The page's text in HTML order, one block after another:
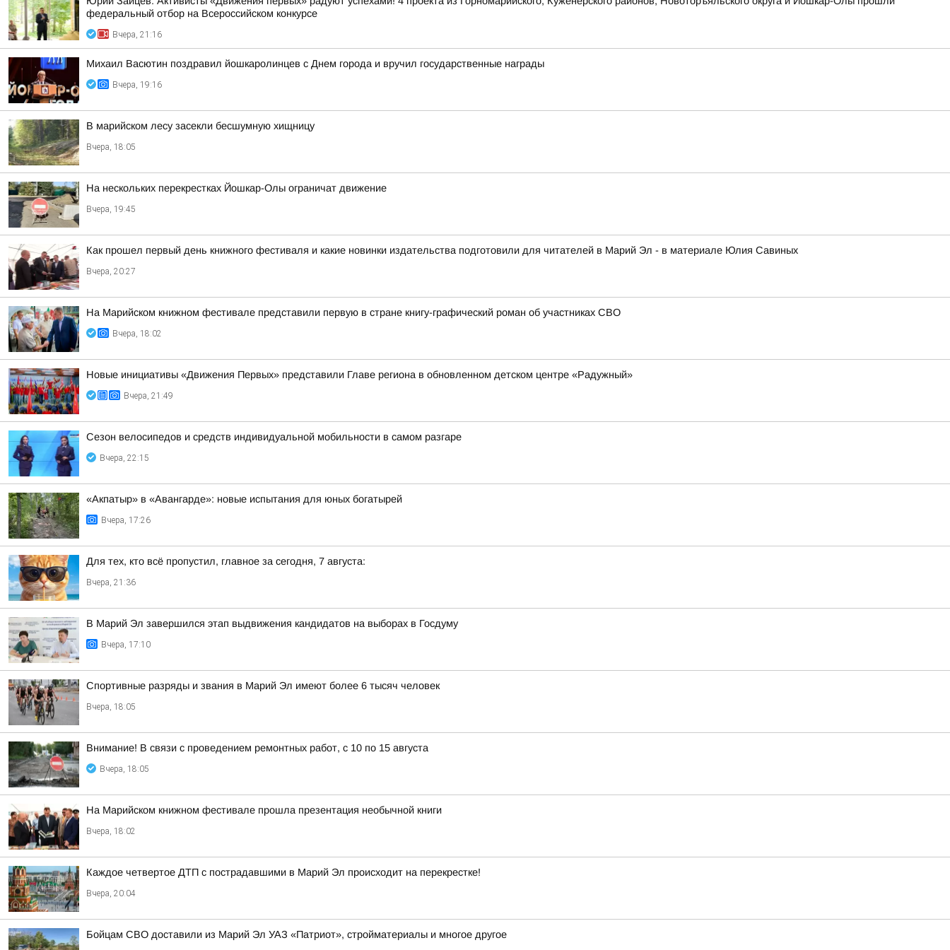
федеральный отбор на Всероссийском конкурсе
Вчера, 21:16
Михаил Васютин поздравил йошкаролинцев с Днем города и вручил государственные награды
Вчера, 19:16
В марийском лесу засекли бесшумную хищницу
Вчера, 18:05
На нескольких перекрестках Йошкар-Олы ограничат движение
Вчера, 19:45
Как прошел первый день книжного фестиваля и какие новинки издательства подготовили для читателей в Марий Эл - в материале Юлия Савиных
Вчера, 20:27
На Марийском книжном фестивале представили первую в стране книгу-графический роман об участниках СВО
Вчера, 18:02
Новые инициативы «Движения Первых» представили Главе региона в обновленном детском центре «Радужный»
Вчера, 21:49
Сезон велосипедов и средств индивидуальной мобильности в самом разгаре
Вчера, 22:15
«Акпатыр» в «Авангарде»: новые испытания для юных богатырей
Вчера, 17:26
Для тех, кто всё пропустил, главное за сегодня, 7 августа:
Вчера, 21:36
В Марий Эл завершился этап выдвижения кандидатов на выборах в Госдуму
Вчера, 17:10
Спортивные разряды и звания в Марий Эл имеют более 6 тысяч человек
Вчера, 18:05
Внимание! В связи с проведением ремонтных работ, с 10 по 15 августа
Вчера, 18:05
На Марийском книжном фестивале прошла презентация необычной книги
Вчера, 18:02
Каждое четвертое ДТП с пострадавшими в Марий Эл происходит на перекрестке!
Вчера, 20:04
Бойцам СВО доставили из Марий Эл УАЗ «Патриот», стройматериалы и многое другое